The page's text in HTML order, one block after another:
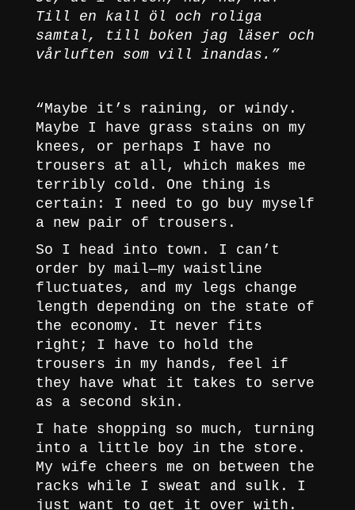
Till en kall öl och roliga
samtal, till boken jag läser och
vårluften som vill inandas.”
“Maybe it’s raining, or windy.
Maybe I have grass stains on my
knees, or perhaps I have no
trousers at all, which makes me
terribly cold. One thing is
certain: I need to go buy myself
a new pair of trousers.
So I head into town. I can’t
order by mail—my waistline
fluctuates, and my legs change
length depending on the state of
the economy. It never fits
right; I have to hold the
trousers in my hands, feel if
they have what it takes to serve
as a second skin.
I hate shopping so much, turning
into a little boy in the store.
My wife cheers me on between the
racks while I sweat and sulk. I
just want to get it over with.